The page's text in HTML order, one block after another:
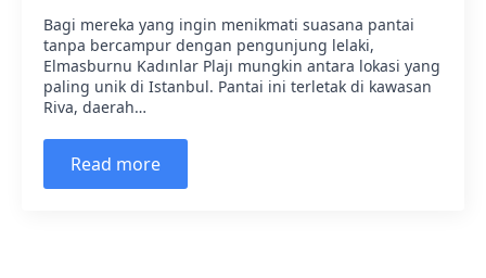
Bagi mereka yang ingin menikmati suasana pantai
tanpa bercampur dengan pengunjung lelaki,
Elmasburnu Kadınlar Plajı mungkin antara lokasi yang
paling unik di Istanbul. Pantai ini terletak di kawasan
Riva, daerah…
Read more